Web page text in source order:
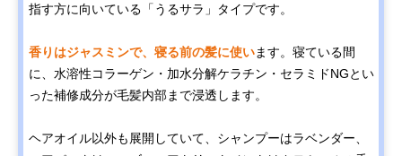
指す方に向いている「うるサラ」タイプです。
香りはジャスミンで、寝る前の髪に使います。寝ている間
に、水溶性コラーゲン・加水分解ケラチン・セラミドNGとい
った補修成分が毛髪内部まで浸透します。
ヘアオイル以外も展開していて、シャンプーはラベンダー、